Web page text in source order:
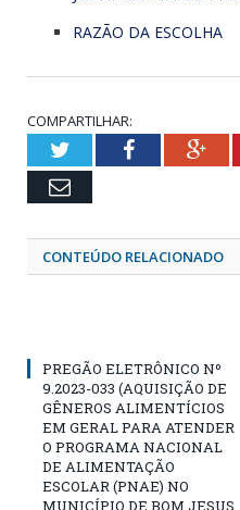
RAZÃO DA ESCOLHA
COMPARTILHAR:
TwitterFacebook
Email
CONTEÚDO RELACIONADO
PREGÃO ELETRÔNICO Nº
9.2023-033 (AQUISIÇÃO DE
GÊNEROS ALIMENTÍCIOS
EM GERAL PARA ATENDER
O PROGRAMA NACIONAL
DE ALIMENTAÇÃO
ESCOLAR (PNAE) NO
MUNICÍPIO DE BOM JESUS